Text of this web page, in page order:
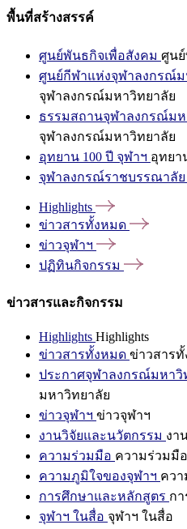
พื้นที่สร้างสรรค์
ศูนย์พันธกิจเพื่อสังคม ศูน
ศูนย์กีฬาแห่งจุฬาลงกรณ์ม
จุฬาลงกรณ์มหาวิทยาลัย
ธรรมสถานจุฬาลงกรณ์มห
จุฬาลงกรณ์มหาวิทยาลัย
อุทยาน 100 ปี จุฬาฯ อุทยา
จุฬาลงกรณ์ราชบรรณาลัย
Highlights
ข่าวสารทั้งหมด
ข่าวจุฬาฯ
ปฏิทินกิจกรรม
ข่าวสารและกิจกรรม
Highlights Highlights
ข่าวสารทั้งหมด ข่าวสาร
ประกาศจุฬาลงกรณ์มหาวิ
มหาวิทยาลัย
ข่าวจุฬาฯ ข่าวจุฬาฯ
งานวิจัยและนวัตกรรม งา
ความร่วมมือ ความร่วมมือ
ความภูมิใจของจุฬาฯ ควา
การศึกษาและหลักสูตร ก
จุฬาฯ ในสื่อ จุฬาฯ ในสื่อ